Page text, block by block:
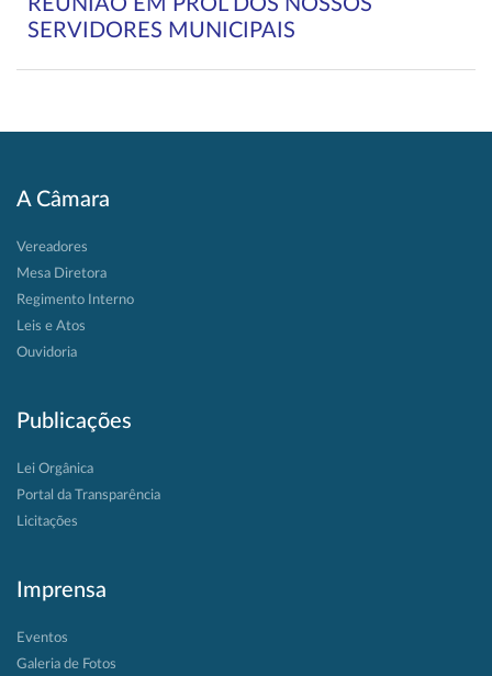
SERVIDORES MUNICIPAIS
A Câmara
Vereadores
Mesa Diretora
Regimento Interno
Leis e Atos
Ouvidoria
Publicações
Lei Orgânica
Portal da Transparência
Licitações
Imprensa
Eventos
Galeria de Fotos